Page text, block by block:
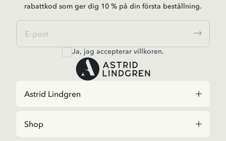
rabattkod som ger dig 10 % på din första beställning.
Ja, jag accepterar villkoren.
Astrid Lindgren
Shop